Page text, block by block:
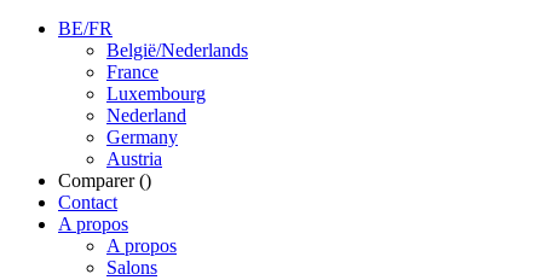
BE/FR
België/Nederlands
France
Luxembourg
Nederland
Germany
Austria
Comparer ()
Contact
A propos
A propos
Salons